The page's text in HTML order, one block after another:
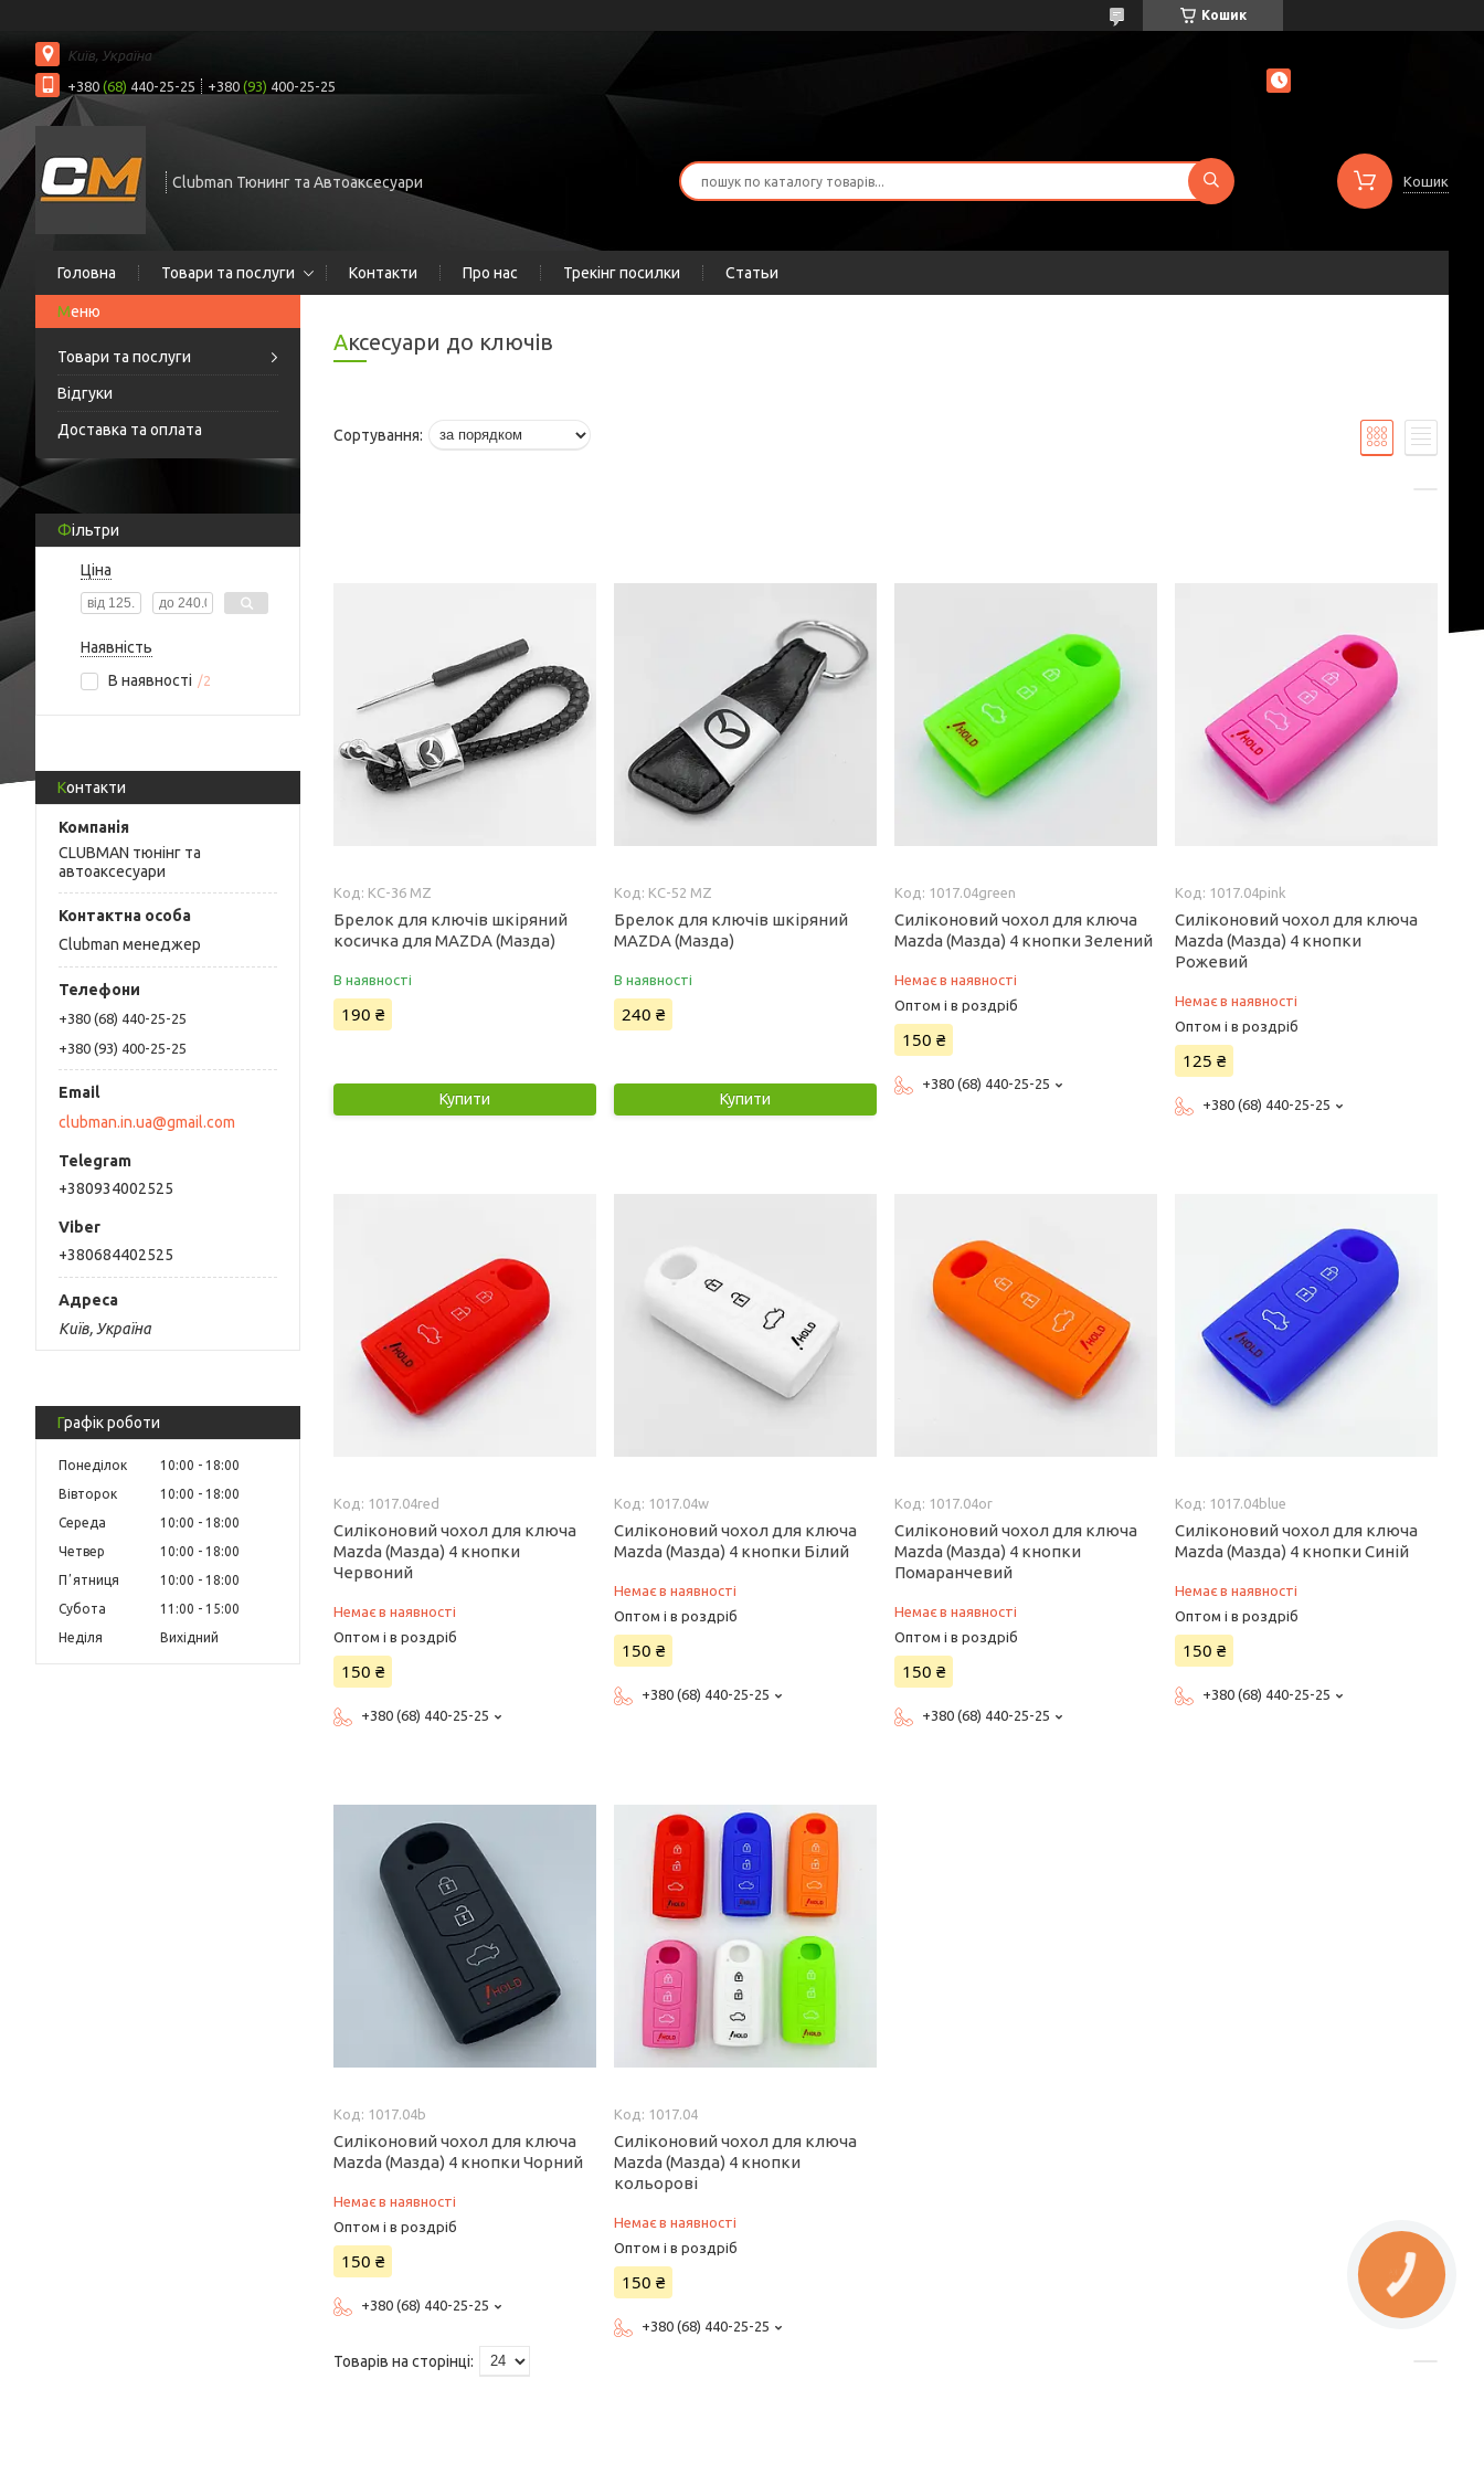
Кошик
Київ, Україна
+380 (68) 440-25-25 +380 (93) 400-25-25
Clubman Тюнинг та Автоаксесуари Кошик
Головна Товари та послуги Контакти Про нас Трекінг посилки Статьи
Товари та послуги
Відгуки
Доставка та оплата
Фільтри
Ціна
Наявність
В наявності
2
Контакти
CLUBMAN тюнінг та
автоаксесуари
Clubman менеджер
+380 (68) 440-25-25
+380 (93) 400-25-25
clubman.in.ua@gmail.com
+380934002525
+380684402525
Київ, Україна
Графік роботи
Понеділок 10:00
18:00
Вівторок
10:00
18:00
Середа
10:00
18:00
Четвер
10:00
18:00
Пʼятниця
10:00
18:00
Субота
11:00
15:00
Неділя
Вихідний
Аксесуари до ключів
KC-36 MZ
Брелок для ключів шкіряний
косичка для MAZDA (Мазда)
В наявності
190 ₴
Купити
KC-52 MZ
Брелок для ключів шкіряний
MAZDA (Мазда)
В наявності
240 ₴
Купити
1017.04green
Силіконовий чохол для ключа
Mazda (Мазда) 4 кнопки Зелений
Немає в наявності
Оптом і в роздріб
150 ₴
+380 (68) 440-25-25
1017.04pink
Силіконовий чохол для ключа
Mazda (Мазда) 4 кнопки
Рожевий
Немає в наявності
Оптом і в роздріб
125 ₴
+380 (68) 440-25-25
1017.04red
Силіконовий чохол для ключа
Mazda (Мазда) 4 кнопки
Червоний
Немає в наявності
Оптом і в роздріб
150 ₴
+380 (68) 440-25-25
1017.04w
Силіконовий чохол для ключа
Mazda (Мазда) 4 кнопки Білий
Немає в наявності
Оптом і в роздріб
150 ₴
+380 (68) 440-25-25
1017.04or
Силіконовий чохол для ключа
Mazda (Мазда) 4 кнопки
Помаранчевий
Немає в наявності
Оптом і в роздріб
150 ₴
+380 (68) 440-25-25
1017.04blue
Силіконовий чохол для ключа
Mazda (Мазда) 4 кнопки Синій
Немає в наявності
Оптом і в роздріб
150 ₴
+380 (68) 440-25-25
1017.04b
Силіконовий чохол для ключа
Mazda (Мазда) 4 кнопки Чорний
Немає в наявності
Оптом і в роздріб
150 ₴
+380 (68) 440-25-25
1017.04
Силіконовий чохол для ключа
Mazda (Мазда) 4 кнопки
кольорові
Немає в наявності
Оптом і в роздріб
150 ₴
+380 (68) 440-25-25